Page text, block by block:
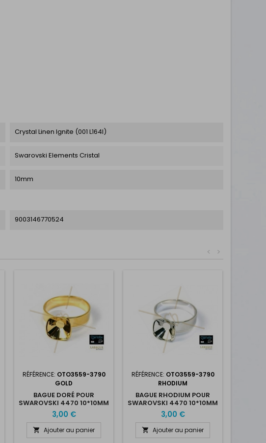
Crystal Linen Ignite (001 L164I)
Swarovski Elements Cristal
10mm
9003146770524
>
<
RÉFÉRENCE: OTO3559-3790
GOLD
BAGUE DORÉ POUR
SWAROVSKI 4470 10*10MM
3,00 €
 Ajouter au panier
RÉFÉRENCE: OTO3559-3790
RHODIUM
BAGUE RHODIUM POUR
SWAROVSKI 4470 10*10MM
3,00 €
 Ajouter au panier